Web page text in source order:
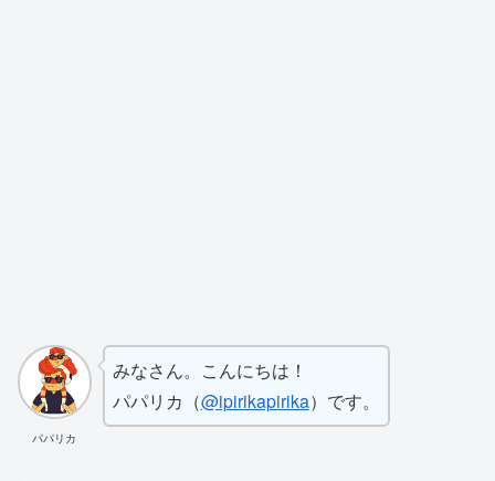
パパリカ
みなさん。こんにちは！
パパリカ（@ipirikapirika）です。